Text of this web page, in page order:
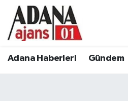
Adana Haberleri Gündem
Adana Haberleri
Adana Nöbetçi Eczaneler